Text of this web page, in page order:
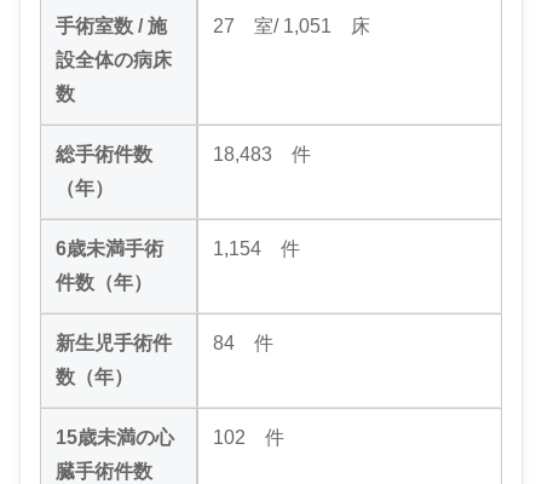
手術室数 / 施
設全体の病床
数
27 室/ 1,051 床
総手術件数
（年）
18,483 件
6歳未満手術
件数（年）
1,154 件
新生児手術件
数（年）
84 件
15歳未満の心
臓手術件数
102 件